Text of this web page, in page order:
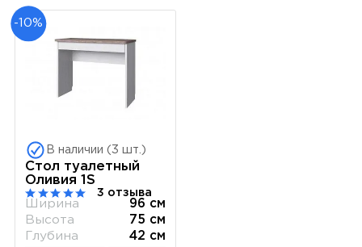
-10%
В наличии (3 шт.)
Стол туалетный
Оливия 1S
3 отзыва
Ширина
96 см
Высота
75 см
Глубина
42 см